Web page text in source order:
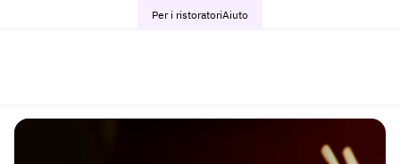
Per i ristoratoriAiuto